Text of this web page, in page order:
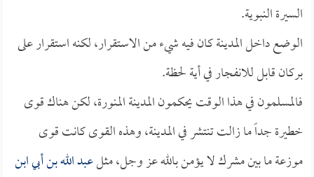
السيرة النبوية.
الوضع داخل المدينة كان فيه شيء من الاستقرار، لكنه استقرار على
بركان قابل للانفجار في أية لحظة.
فالمسلمون في هذا الوقت يحكمون المدينة المنورة، لكن هناك قوى
خطيرة جداً ما زالت تنتشر في المدينة، وهذه القوى كانت قوى
موزعة ما بين مشرك لا يؤمن بالله عز وجل، مثلعبد الله بن أبي ابن